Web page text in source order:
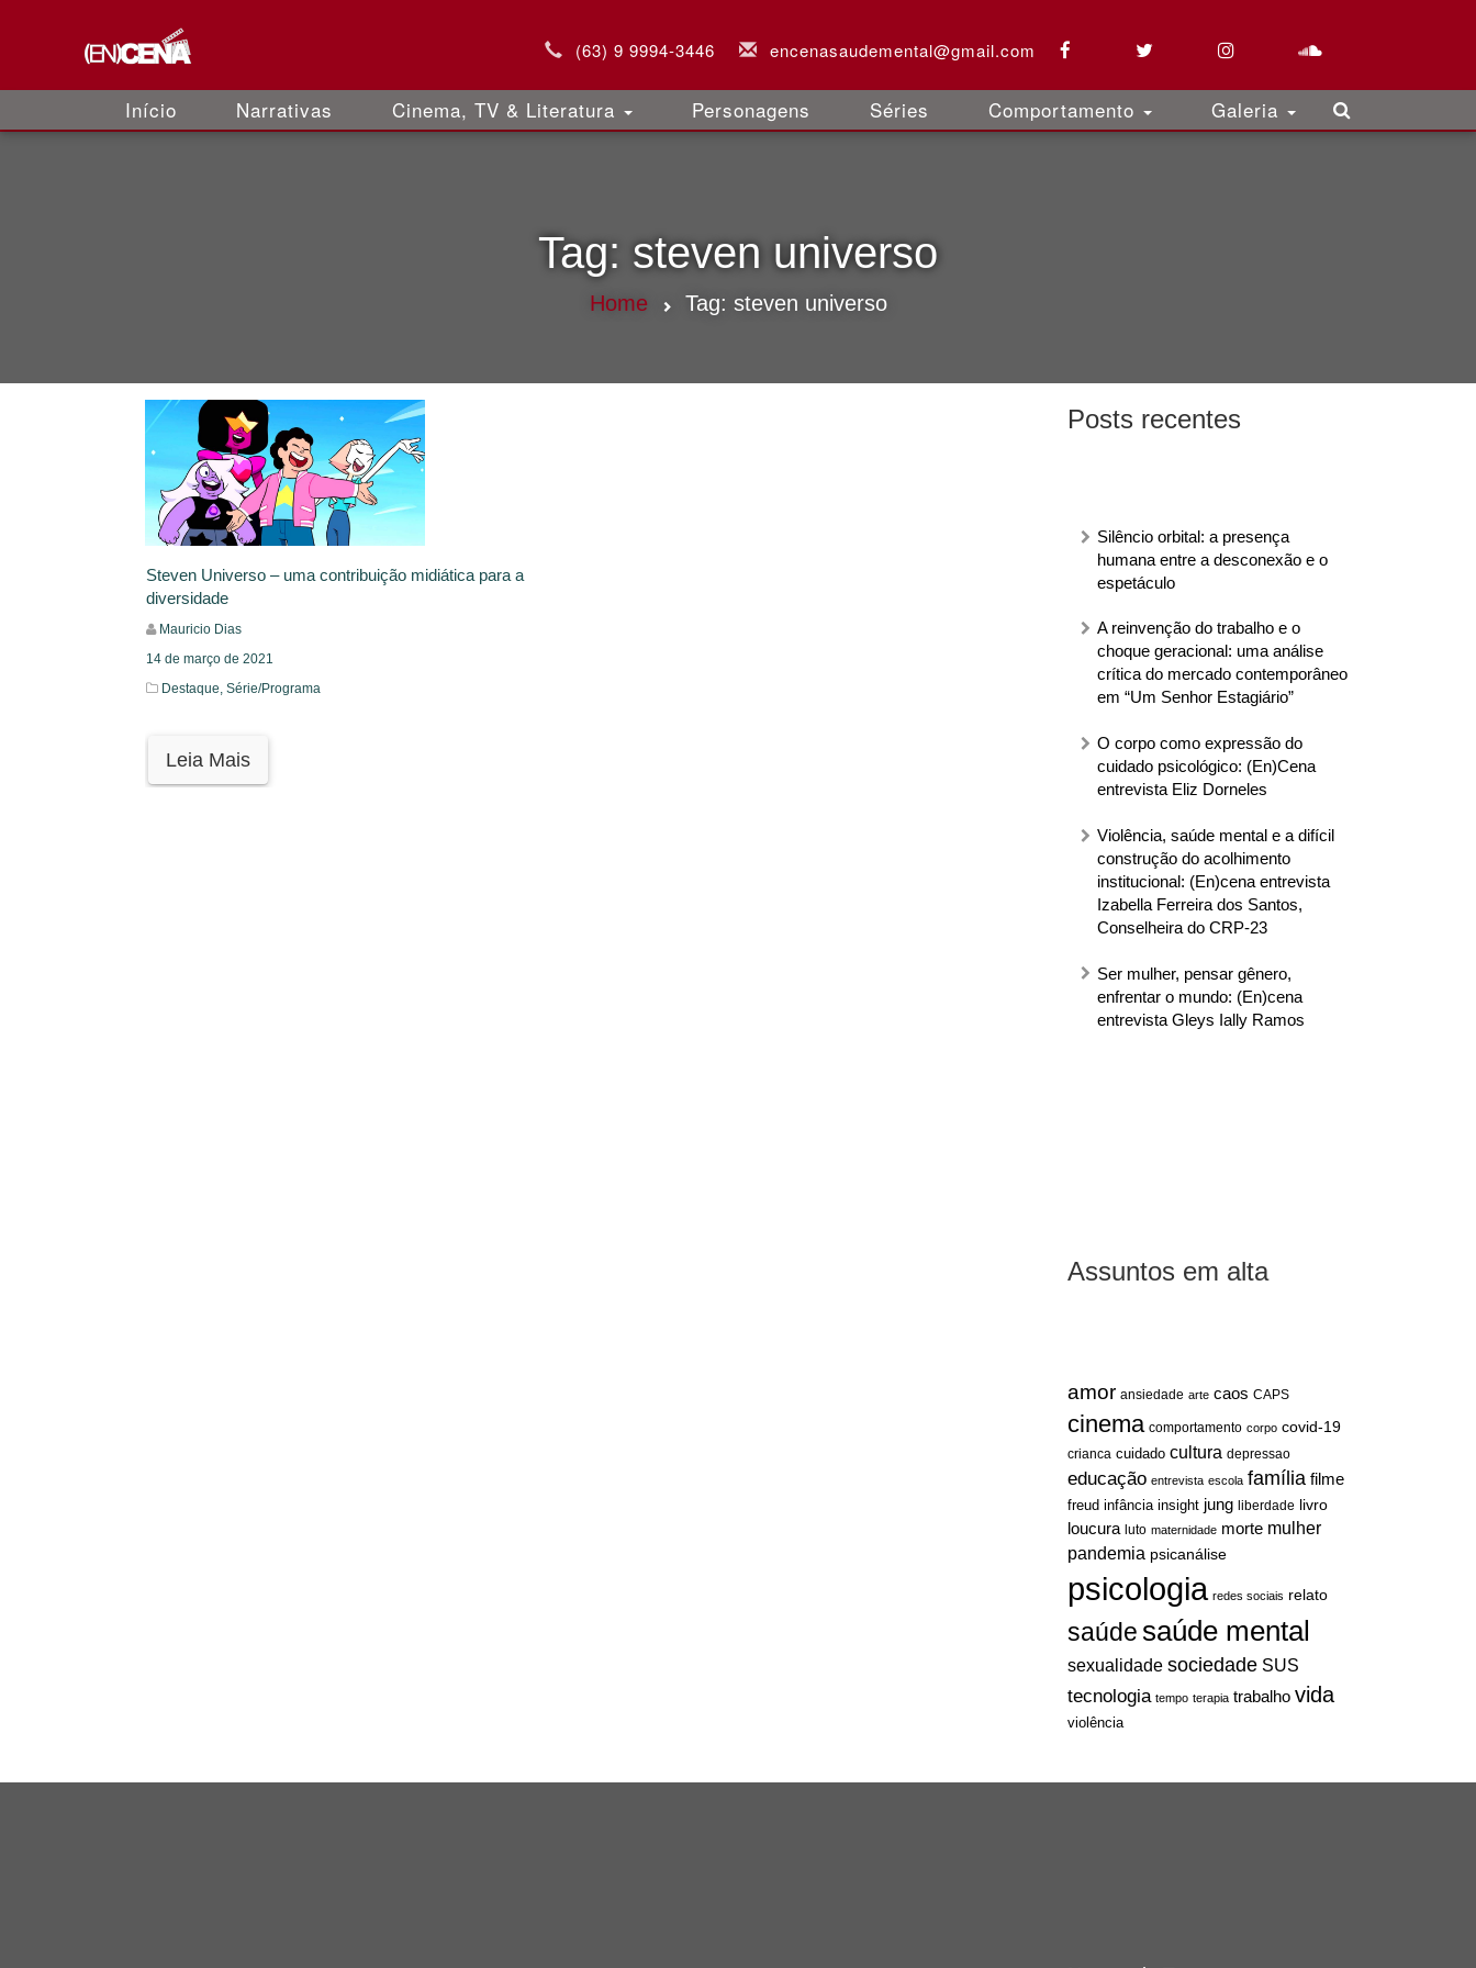
(63) 9 9994-3446 encenasaudemental@gmail.com
Início Narrativas Cinema, TV & Literatura Personagens Séries Comportamento Galeria
Tag: steven universo
Home Tag: steven universo
Posts recentes
Silêncio orbital: a presença
humana entre a desconexão e o
espetáculo
A reinvenção do trabalho e o
choque geracional: uma análise
crítica do mercado contemporâneo
em “Um Senhor Estagiário”
O corpo como expressão do
cuidado psicológico: (En)Cena
entrevista Eliz Dorneles
Violência, saúde mental e a difícil
construção do acolhimento
institucional: (En)cena entrevista
Izabella Ferreira dos Santos,
Conselheira do CRP-23
Ser mulher, pensar gênero,
enfrentar o mundo: (En)cena
entrevista Gleys Ially Ramos
Assuntos em alta
amor ansiedade arte caos CAPS
cinema comportamento corpo covid-19
crianca cuidado cultura depressao
educação entrevista escola família filme
freud infância insight jung liberdade livro
loucura luto maternidade morte mulher
pandemia psicanálise
psicologia redes sociais relato
saúdesaúde mental
sexualidade sociedade SUS
tecnologia tempo terapia trabalho vida
violência
Steven Universo – uma contribuição midiática para a
diversidade
Mauricio Dias
14 de março de 2021
Destaque, Série/Programa
Leia Mais